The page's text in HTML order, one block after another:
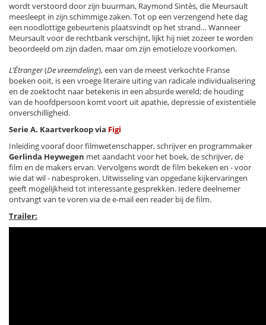
wordt verstoord door zijn buurman, Raymond Sintès, die Meursault
meesleept in zijn schimmige zaken. Tot op een verzengend hete dag
een noodlottige gebeurtenis plaatsvindt op het strand… Wanneer
Meursault voor de rechtbank verschijnt, lijkt hij niet zozeer te worden
beoordeeld om zijn daden, maar om zijn emotieloze voorkomen.
L’Étranger(De vreemdeling), een van de meest verkochte Franse
boeken ooit, is een vroege literaire uiting van radicale individualisering
en de zoektocht naar betekenis in een absurde wereld; de houding
van de hoofdpersoon komt voort uit apathie, depressie of existentiële
onverschilligheid.
Serie A. Kaartverkoop via Figi
Inleiding vooraf door filmwetenschapper, schrijver en programmaker
Gerlinda Heywegen met aandacht voor het boek, de schrijver, de
film en de makers ervan. Vervolgens wordt de film bekeken en - voor
wie dat wil - nabesproken. Uitwisseling van opgedane kijkervaringen
geeft mogelijkheid tot interessante gesprekken. Iedere deelnemer
ontvangt van te voren via de e-mail een reader bij de film.
Trailer: